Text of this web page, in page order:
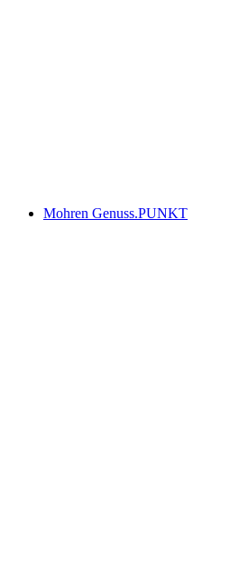
Mohren Genuss.PUNKT